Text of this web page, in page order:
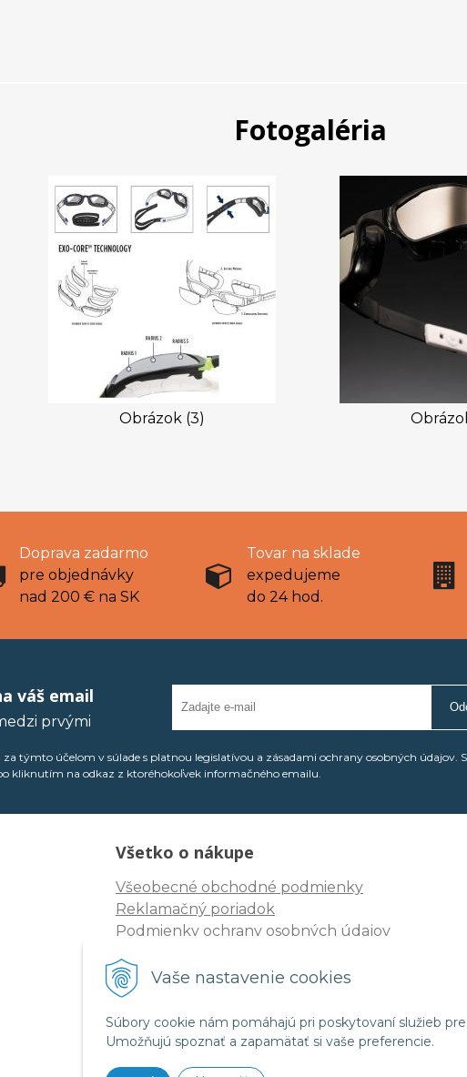
Vaše nastavenie cookies
Súbory cookie nám pomáhajú pri poskytovaní služieb pre
Umožňujú spoznať a zapamätať si vaše preferencie.
Fotogaléria
Obrázok (3)
Doprava zadarmo
pre objednávky
nad 200 € na SK
Tovar na sklade
expedujeme
do 24 hod.
váš email
prvými
za týmto účelom v súlade s platnou legislatívou a zásadami ochrany osobných
kliknutím na odkaz z ktoréhokoľvek informačného emailu.
Všetko o nákupe
Všeobecné obchodné podmienky
Reklamačný poriadok
Podmienky ochrany osobných údajov
Odstúpenie spotrebiteľa od zmluvy